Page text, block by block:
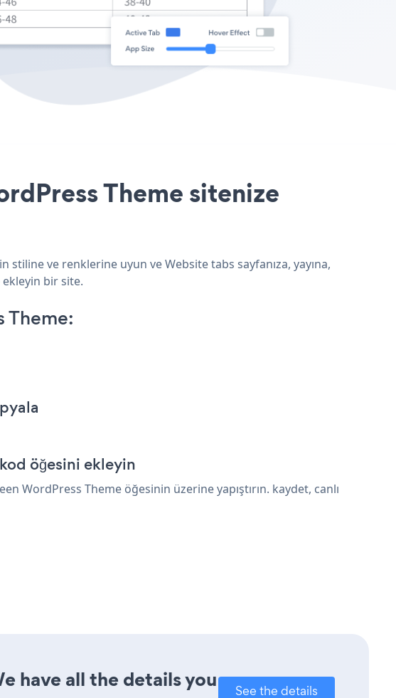
Theme sitenize
ve renklerine uyun ve Website tabs sayfanıza, yayına,
bir site.
Theme:
öğesini ekleyin
WordPress Theme öğesinin üzerine yapıştırın. kaydet, canlı
have all the details you
See the details